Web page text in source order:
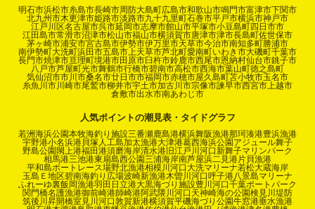
明石市浜松市糸島市長崎市周防大島町広島市和歌山市鳴門市富津市下関市
北九州市木更津市姫路市淡路市九十九里町石巻市平戸市横浜市神戸市
江戸川区名古屋市呉市延岡市志摩市館山市平塚市小豆島町四日市市
江田島市常滑市沼津市松山市福山市横須賀市唐津市津市長島町佐世保市
茅ヶ崎市浦安市宮古島市伊勢市伊万里市天草市今治市南知多町勝浦市
南伊勢町大洗町浜田市五島市上天草市芦北町愛南町いわき市大磯町千葉市
長門市焼津市亘理町境港市田原市臼杵市鈴鹿市西尾市恩納村仙台市銚子市
八戸市芦屋町光市舞鶴市行橋市碧南市高松市西海市葉山町徳之島町
気仙沼市市川市桑名市廿日市市福岡市赤穂市屋久島町苫小牧市玉名市
糸魚川市川崎市尾鷲市柳井市宇土市加古川市宗像市諫早市西宮市上越市
倉敷市出水市南あわじ市
人気ポイントの潮見表・タイドグラフ
若洲海浜公園本牧海釣り施設三番瀬鹿島港横浜舞阪漁港那珂湊港豊浜漁港
宇野港小名浜港貝塚人工島加太漁港大津港葛西海浜公園 アジュール舞子
野島公園 閖上港福田港須磨海岸清水港 旧江戸川河口 新舞子マリンパーク
相馬港三池港東扇島西公園三浦海岸南芦屋浜二見港片貝漁港
平和島ボートレース場野北漁港相模川河口 大洗マリーナ若松大蔵海岸
玉島Ｅ地区碧南海釣り広場波崎新漁港木曽川河口呼子港八景島マリーナ
ふれーゆ裏飯岡漁港羽田 日立港大黒海づり施設豊川河口千葉ポートパーク
関門橋名護漁港御前崎港師崎港阿武隈川河口 天神崎海の公園検見川堤防
筑後川昇開橋室見川河口敦賀新港横須賀平磯海づり公園牛窓港垂水漁港